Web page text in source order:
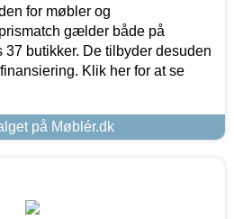
for møbler og
gælder både på
butikker. De tilbyder desuden
Klik her for at se
på Møblér.dk